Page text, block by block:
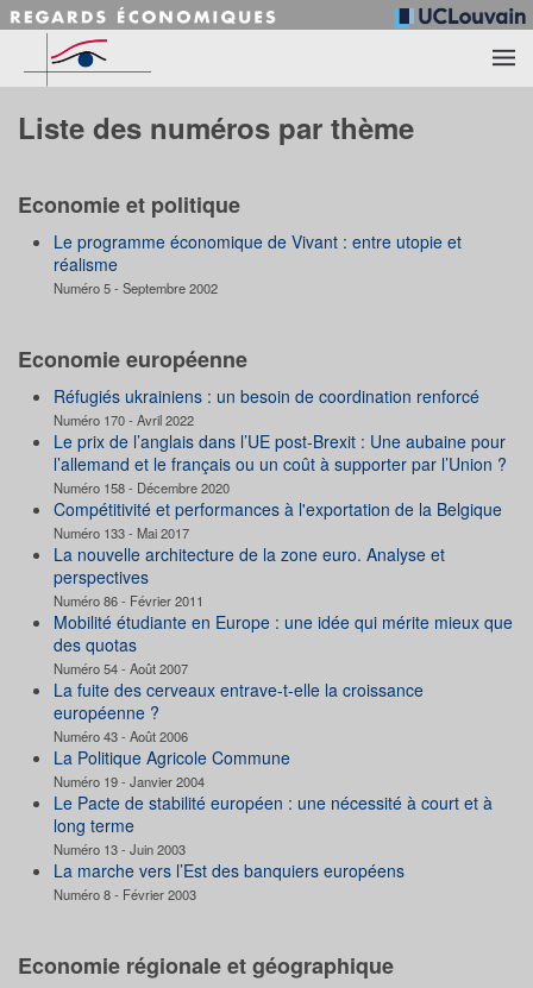
Accéder au contenu principal
Liste des numéros par thème
Economie et politique
Le programme économique de Vivant : entre utopie et
réalisme
Numéro 5 - Septembre 2002
Economie européenne
Réfugiés ukrainiens : un besoin de coordination renforcé
Numéro 170 - Avril 2022
Le prix de l’anglais dans l’UE post-Brexit : Une aubaine pour
l’allemand et le français ou un coût à supporter par l’Union ?
Numéro 158 - Décembre 2020
Compétitivité et performances à l'exportation de la Belgique
Numéro 133 - Mai 2017
La nouvelle architecture de la zone euro. Analyse et
perspectives
Numéro 86 - Février 2011
Mobilité étudiante en Europe : une idée qui mérite mieux que
des quotas
Numéro 54 - Août 2007
La fuite des cerveaux entrave-t-elle la croissance
européenne ?
Numéro 43 - Août 2006
La Politique Agricole Commune
Numéro 19 - Janvier 2004
Le Pacte de stabilité européen : une nécessité à court et à
long terme
Numéro 13 - Juin 2003
La marche vers l’Est des banquiers européens
Numéro 8 - Février 2003
Economie régionale et géographique